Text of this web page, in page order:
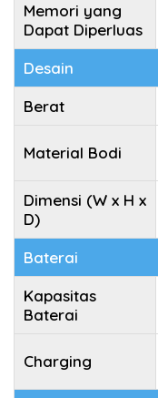
Memori yang
Dapat Diperluas
Desain
Berat
Material Bodi
Dimensi (W x H x
D)
Baterai
Kapasitas
Baterai
Charging